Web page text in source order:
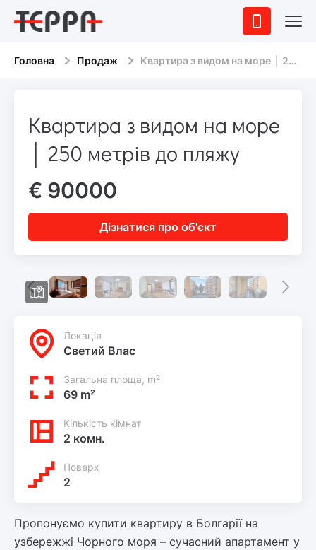
Головна Продаж Квартира з видом на море │ 250 метрів до пляжу
Квартира з видом на море
│ 250 метрів до пляжу
€ 90000
Дізнатися про об'єкт
Локацiя
Светий Влас
Загальна площа, m²
69 m²
Кількість кімнат
2 комн.
Поверх
2
Пропонуємо купити квартиру в Болгарії на
узбережжі Чорного моря – сучасний апартамент у